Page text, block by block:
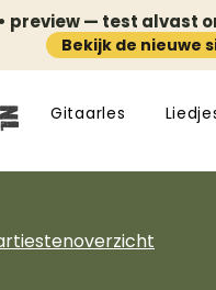
• preview — test alvast
Bekijk de nieuwe
Gitaarles